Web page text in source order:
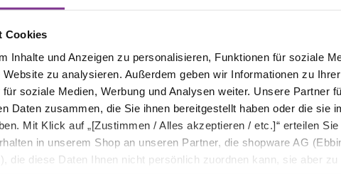
Cookies
Inhalte und Anzeigen zu personalisieren, Funktionen für soziale
zu analysieren. Außerdem geben wir Informationen zu
soziale Medien, Werbung und Analysen weiter. Unsere Partner
Daten zusammen, die Sie ihnen bereitgestellt haben oder die sie
Mit Klick auf „[Zustimmen / Alles akzeptieren / etc.]“ erteilen
in unserem Shop an unseren Partner, die shopware AG
die diese Daten Ihnen nicht persönlich zuordnen kann, sie aber zu